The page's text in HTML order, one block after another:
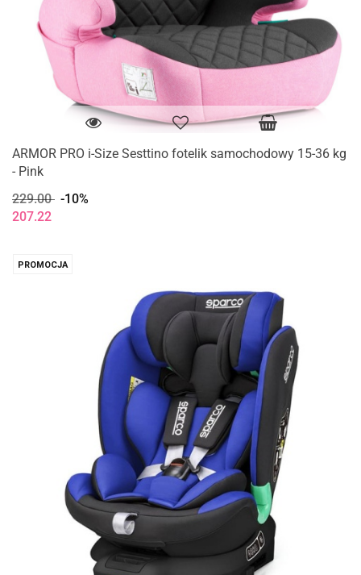
ARMOR PRO i-Size Sesttino fotelik samochodowy 15-36 kg
- Pink
229.00 -10%
207.22
PROMOCJA